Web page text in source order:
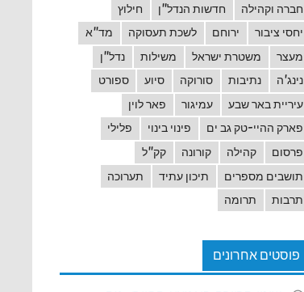
חברה וקהילה
חדשות הנדל"ן
חילוץ
יחסי ציבור
ירוחם לשכת תעסוקה
מד"א
מעצר
משטרת ישראל משילות
נדל"ן
נינג'ה
נתיבות סורוקה סיוע
ספורט
עיריית באר שבע
עמיגור
פאר לוין
פארק ההיי-טק גב ים
פינוי בינוי
פלילי
פרסום
קהילה קורונה
קק"ל
תושבים מספרים
תיכון עתיד
תערוכה
תרבות
תרומה
פוסטים אחרונים